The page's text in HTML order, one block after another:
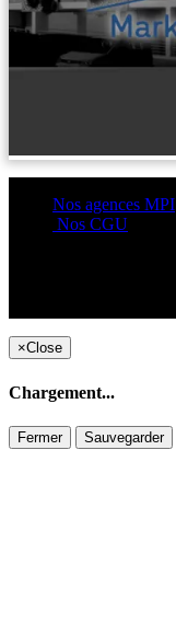
Nos agences MPI
Nos CGU
×Close
Chargement...
Fermer Sauvegarder